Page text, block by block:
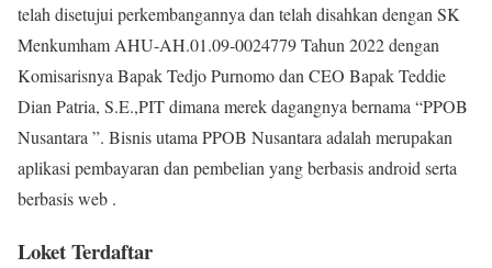
telah disetujui perkembangannya dan telah disahkan dengan SK
Menkumham AHU-AH.01.09-0024779 Tahun 2022 dengan
Komisarisnya Bapak Tedjo Purnomo dan CEO Bapak Teddie
Dian Patria, S.E.,PIT dimana merek dagangnya bernama “PPOB
Nusantara ”. Bisnis utama PPOB Nusantara adalah merupakan
aplikasi pembayaran dan pembelian yang berbasis android serta
berbasis web .
Loket Terdaftar